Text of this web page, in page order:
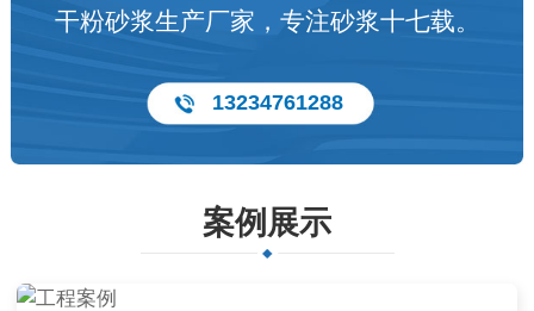
干粉砂浆生产厂家，专注砂浆十七载。
13234761288
案例展示